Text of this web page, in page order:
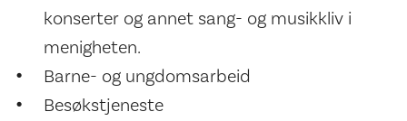
konserter og annet sang- og musikkliv i
menigheten.
Barne- og ungdomsarbeid
Besøkstjeneste